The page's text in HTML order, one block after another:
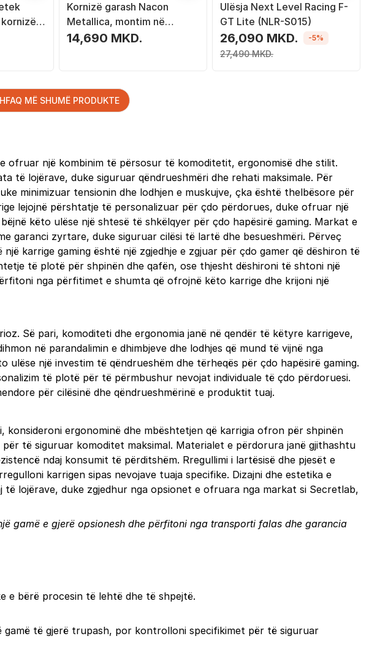
i zi
Kornizë garash Nacon
Metallica, montim në
karrige, çelik, e zezë
14,690 MKD.
Ulësja Next Level Racing F-
GT Lite (NLR-S015)
26,090 MKD.
27,490 MKD.
-5%
MË SHUMË PRODUKTE
një kombinim të përsosur të komoditetit, ergonomisë dhe stilit.
të lojërave, duke siguruar qëndrueshmëri dhe rehati maksimale. Për
minimizuar tensionin dhe lodhjen e muskujve, çka është thelbësore për
lejojnë përshtatje të personalizuar për çdo përdorues, duke ofruar një
këto ulëse një shtesë të shkëlqyer për çdo hapësirë gaming. Markat e
garanci zyrtare, duke siguruar cilësi të lartë dhe besueshmëri. Përveç
karrige gaming është një zgjedhje e zgjuar për çdo gamer që dëshiron të
të plotë për shpinën dhe qafën, ose thjesht dëshironi të shtoni një
nga përfitimet e shumta që ofrojnë këto karrige dhe krijoni një
Së pari, komoditeti dhe ergonomia janë në qendër të këtyre karrigeve,
në parandalimin e dhimbjeve dhe lodhjes që mund të vijnë nga
një investim të qëndrueshëm dhe tërheqës për çdo hapësirë gaming.
të plotë për të përmbushur nevojat individuale të çdo përdoruesi.
për cilësinë dhe qëndrueshmërinë e produktit tuaj.
konsideroni ergonominë dhe mbështetjen që karrigia ofron për shpinën
të siguruar komoditet maksimal. Materialet e përdorura janë gjithashtu
ndaj konsumit të përditshëm. Rregullimi i lartësisë dhe pjesët e
karrigen sipas nevojave tuaja specifike. Dizajni dhe estetika e
lojërave, duke zgjedhur nga opsionet e ofruara nga markat si Secretlab,
gamë e gjerë opsionesh dhe përfitoni nga transporti falas dhe garancia
e bërë procesin të lehtë dhe të shpejtë.
të gjerë trupash, por kontrolloni specifikimet për të siguruar